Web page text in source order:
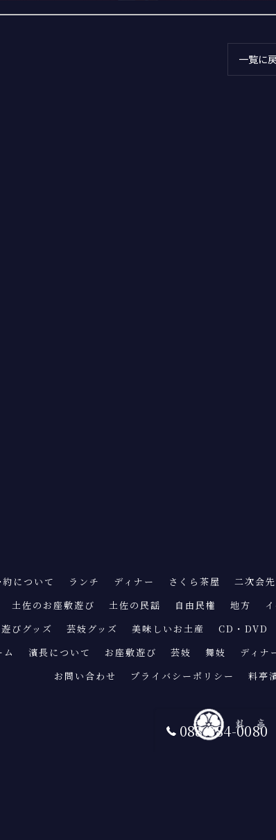
一覧に
088-884-0080
について ランチ ディナー さくら茶屋 二次会
土佐のお座敷遊び 土佐の民謡 自由民権 地方
びグッズ 芸妓グッズ 美味しいお土産 CD・DVD
濱長について お座敷遊び 芸妓 舞妓 ディナ
お問い合わせ
プライバシーポリシー 料亭